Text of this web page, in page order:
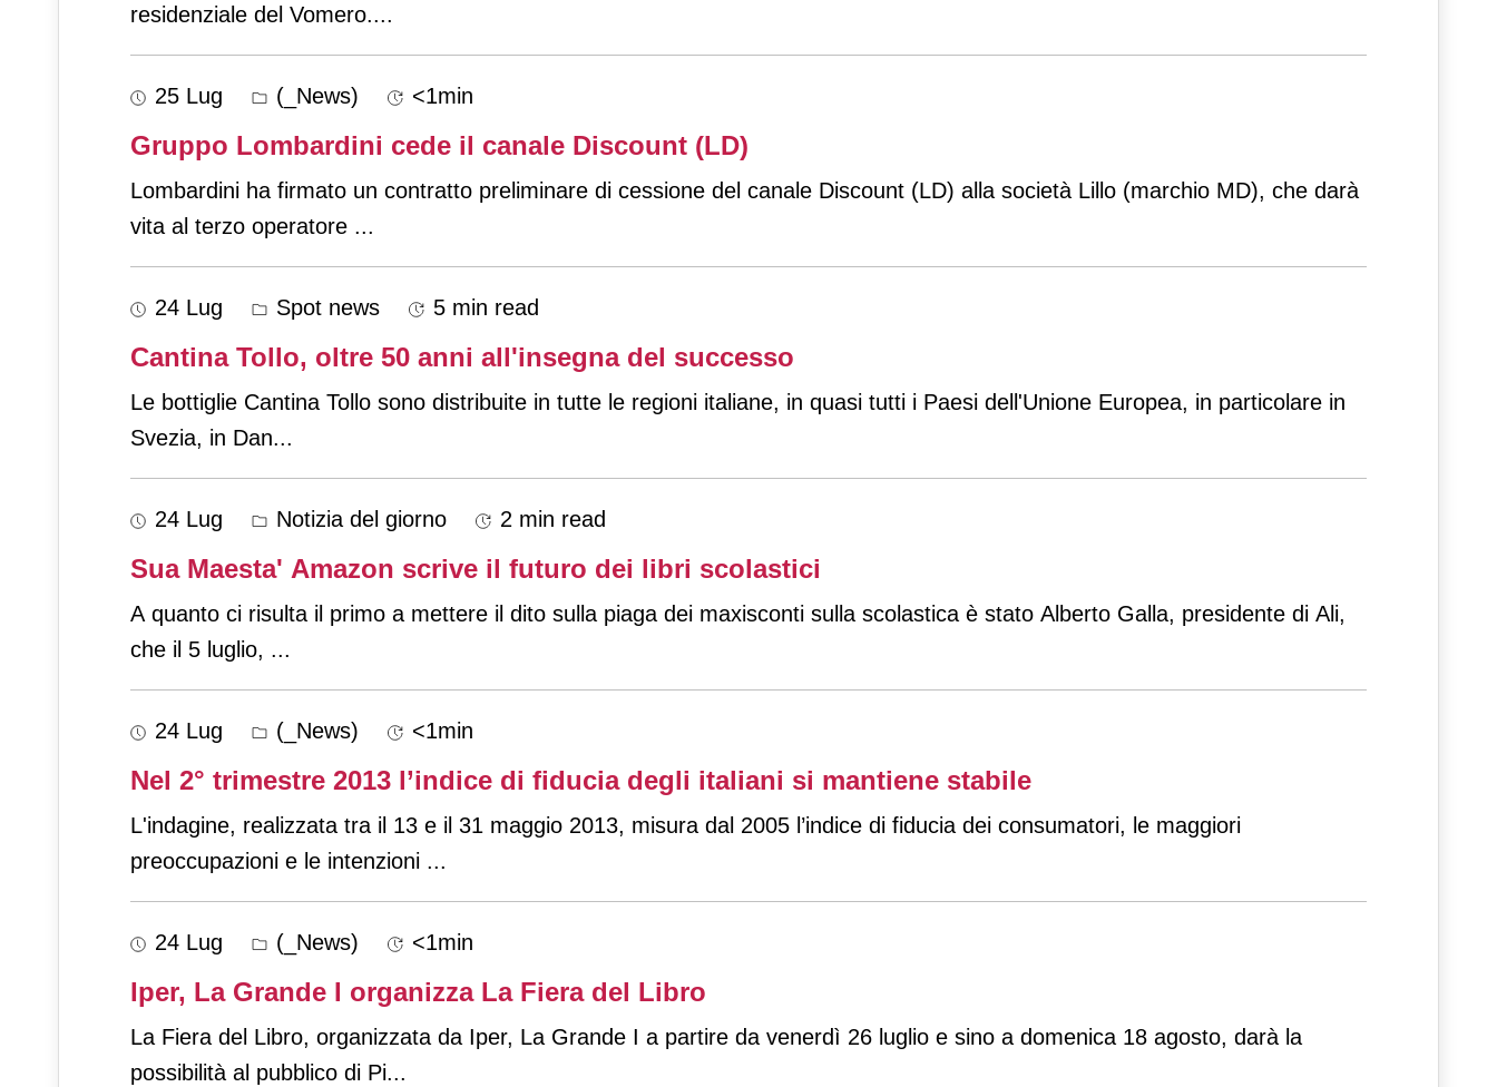
residenziale del Vomero....
25 Lug (_News) <1min
Gruppo Lombardini cede il canale Discount (LD)
Lombardini ha firmato un contratto preliminare di cessione del canale Discount (LD) alla società Lillo (marchio MD), che darà
vita al terzo operatore ...
24 Lug Spot news 5 min read
Cantina Tollo, oltre 50 anni all'insegna del successo
Le bottiglie Cantina Tollo sono distribuite in tutte le regioni italiane, in quasi tutti i Paesi dell'Unione Europea, in particolare in
Svezia, in Dan...
24 Lug Notizia del giorno 2 min read
Sua Maesta' Amazon scrive il futuro dei libri scolastici
A quanto ci risulta il primo a mettere il dito sulla piaga dei maxisconti sulla scolastica è stato Alberto Galla, presidente di Ali,
che il 5 luglio, ...
24 Lug (_News) <1min
Nel 2° trimestre 2013 l’indice di fiducia degli italiani si mantiene stabile
L'indagine, realizzata tra il 13 e il 31 maggio 2013, misura dal 2005 l’indice di fiducia dei consumatori, le maggiori
preoccupazioni e le intenzioni ...
24 Lug (_News) <1min
Iper, La Grande I organizza La Fiera del Libro
La Fiera del Libro, organizzata da Iper, La Grande I a partire da venerdì 26 luglio e sino a domenica 18 agosto, darà la
possibilità al pubblico di Pi...